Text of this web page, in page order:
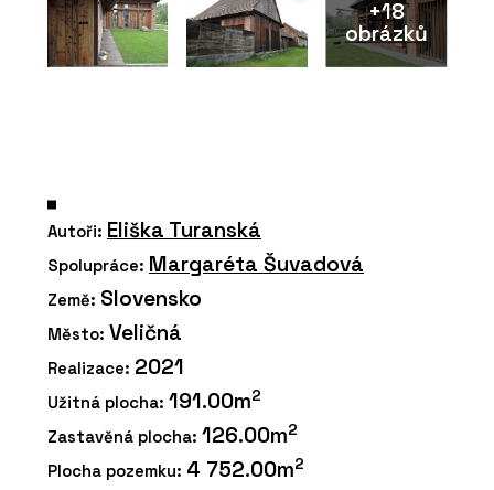
+18
obrázků
Autoři: Eliška Turanská
Spolupráce: Margaréta Šuvadová
Země: Slovensko
Město: Veličná
Realizace: 2021
Užitná plocha: 191.00m2
Zastavěná plocha: 126.00m2
Plocha pozemku: 4 752.00m2